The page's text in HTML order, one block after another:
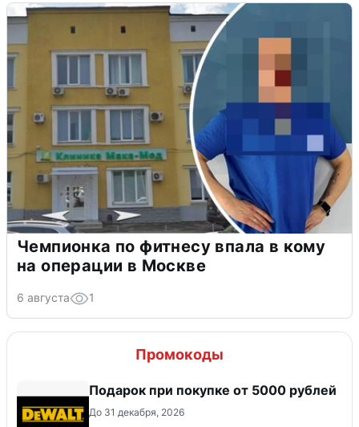
Чемпионка по фитнесу впала в кому
на операции в Москве
6 августа 1
Промокоды
Подарок при покупке от 5000 рублей
До 31 декабря, 2026